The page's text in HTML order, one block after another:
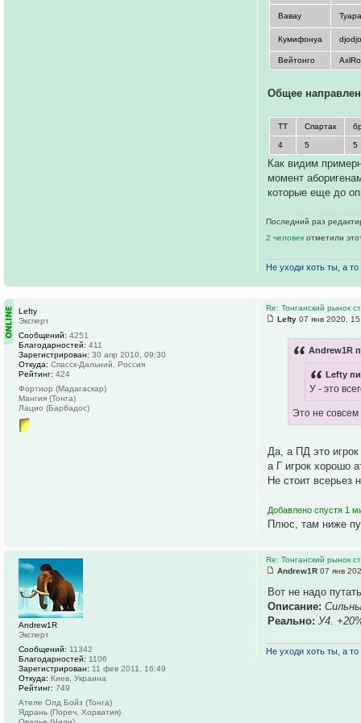
Вавау
Кумифонуа
Вейтонго
Общее
ТТ Спартак
4 5 5
Как видим
момент
которые еще до
Последний раз
2 человекотметили
Не уходи хоть ты, а то
Re: Тонганский рынок
Lefty 07 янв 2020,
Andrew1R
Lefty
У - это
Это не
Да, а ПД это
а Г игрок хорошо
Не стоит всерьез
Добавлено спустя 1
Плюс, там ниже
Lefty
Эксперт
Сообщений: 4251
Благодарностей: 411
Зарегистрирован: 30 апр 2010, 09:30
Откуда: Спасск-Дальний, Россия
Рейтинг: 424
Фортиор (Мадагаскар)
Мангия (Тонга)
Лацио (Барбадос)
Re: Тонганский рынок
Andrew1R 07 янв
Вот не надо
Описание:
Реально: У4.
Не уходи хоть ты, а
Andrew1R
Эксперт
Сообщений: 11342
Благодарностей: 1106
Зарегистрирован: 11 фев 2011, 16:49
Откуда: Киев, Украина
Рейтинг: 749
Ателе Олд Бойз (Тонга)
Ядрань (Пореч, Хорватия)